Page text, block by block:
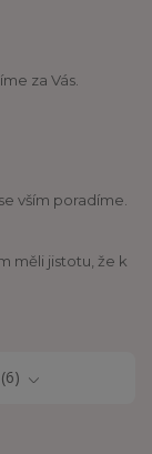
za Vás.
vším poradíme.
měli jistotu, že k
6